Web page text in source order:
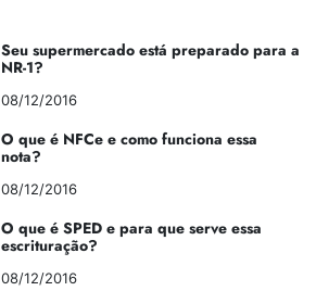
Seu supermercado está preparado para a
NR-1?
08/12/2016
O que é NFCe e como funciona essa
nota?
08/12/2016
O que é SPED e para que serve essa
escrituração?
08/12/2016